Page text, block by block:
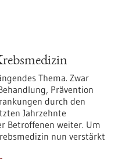
Thema. Zwar
Prävention
durch den
Jahrzehnte
Betroffenen weiter. Um
nun verstärkt